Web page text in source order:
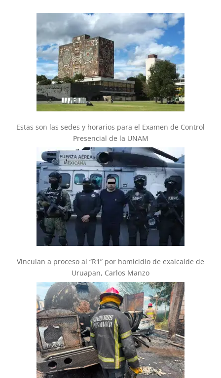
Estas son las sedes y horarios para el Examen de Control
Presencial de la UNAM
Vinculan a proceso al “R1” por homicidio de exalcalde de
Uruapan, Carlos Manzo